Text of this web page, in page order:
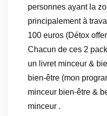
personnes ayant la
principalement à
100 euros (Détox
Chacun de ces 2
un livret minceur &
bien-être (mon
minceur bien-être &
minceur .